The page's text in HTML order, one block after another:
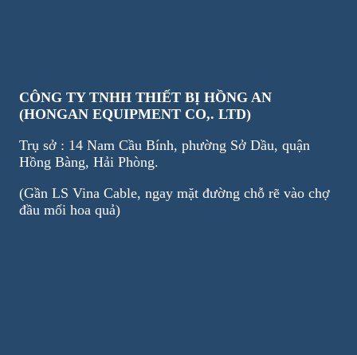
CÔNG TY TNHH THIẾT BỊ HỒNG AN
(HONGAN EQUIPMENT CO,. LTD)
Trụ sở : 14 Nam Cầu Bính, phường Sở Dầu, quận
Hồng Bàng, Hải Phòng.
(Gần LS Vina Cable, ngay mặt đường chỗ rẽ vào chợ
đầu mối hoa quả)